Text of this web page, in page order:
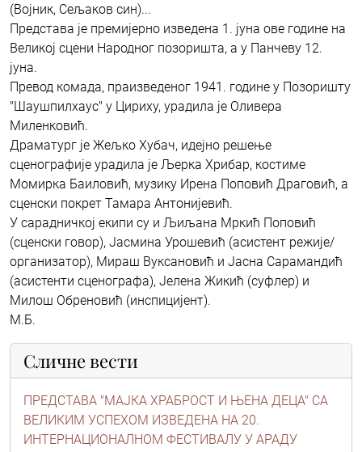
(Војник, Сељаков син)...
Представа је премијерно изведена 1. јуна ове године на
Великој сцени Народног позоришта, а у Панчеву 12.
јуна.
Превод комада, праизведеног 1941. године у Позоришту
"Шаушпилхаус" у Цириху, урадила је Оливера
Миленковић.
Драматург је Жељко Хубач, идејно решење
сценографије урадила је Љерка Хрибар, костиме
Момирка Баиловић, музику Ирена Поповић Драговић, а
сценски покрет Тамара Антонијевић.
У сарадничкој екипи су и Љиљана Мркић Поповић
(сценски говор), Јасмина Урошевић (асистент режије/
организатор), Мираш Вуксановић и Јасна Сарамандић
(асистенти сценографа), Јелена Жикић (суфлер) и
Милош Обреновић (инспицијент).
М.Б.
Сличне вести
ПРЕДСТАВА "МАЈКА ХРАБРОСТ И ЊЕНА ДЕЦА" СА
ВЕЛИКИМ УСПЕХОМ ИЗВЕДЕНА НА 20.
ИНТЕРНАЦИОНАЛНОМ ФЕСТИВАЛУ У АРАДУ